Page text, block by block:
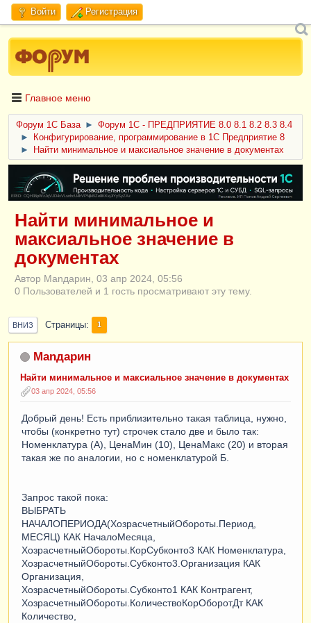
Войти Регистрация
Главное меню
Форум 1C База ►
Форум 1С - ПРЕДПРИЯТИЕ 8.0 8.1 8.2 8.3 8.4
►
Конфигурирование, программирование в 1С Предприятие 8
►
Найти минимальное и максиальное значение в документах
ERID: CQH36pWzJqVJD4xVLsnhcU4hVPNjkBZe8KKxjJiYySyZAz
Найти минимальное и
максиальное значение в
документах
Автор Manдарин, 03 апр 2024, 05:56
0 Пользователей и 1 гость просматривают эту тему.
ВНИЗ Страницы 1
Manдарин
Найти минимальное и максиальное значение в документах
03 апр 2024, 05:56
Добрый день! Есть приблизительно такая таблица, нужно,
чтобы (конкретно тут) строчек стало две и было так:
Номенклатура (А), ЦенаМин (10), ЦенаМакс (20) и вторая
такая же по аналогии, но с номенклатурой Б.
Запрос такой пока:
ВЫБРАТЬ
НАЧАЛОПЕРИОДА(ХозрасчетныйОбороты.Период,
МЕСЯЦ) КАК НачалоМесяца,
ХозрасчетныйОбороты.КорСубконто3 КАК Номенклатура,
ХозрасчетныйОбороты.Субконто3.Организация КАК
Организация,
ХозрасчетныйОбороты.Субконто1 КАК Контрагент,
ХозрасчетныйОбороты.КоличествоКорОборотДт КАК
Количество,